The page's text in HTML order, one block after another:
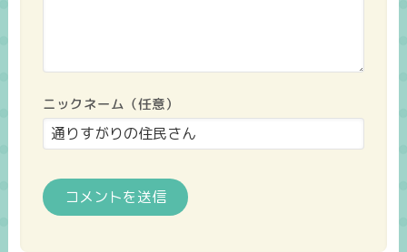
ニックネーム（任意）